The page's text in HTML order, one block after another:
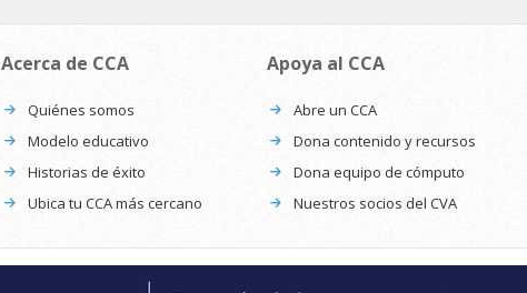
Acerca de CCA
Quiénes somos
Modelo educativo
Historias de éxito
Ubica tu CCA más cercano
Apoya al CCA
Abre un CCA
Dona contenido y recursos
Dona equipo de cómputo
Nuestros socios del CVA